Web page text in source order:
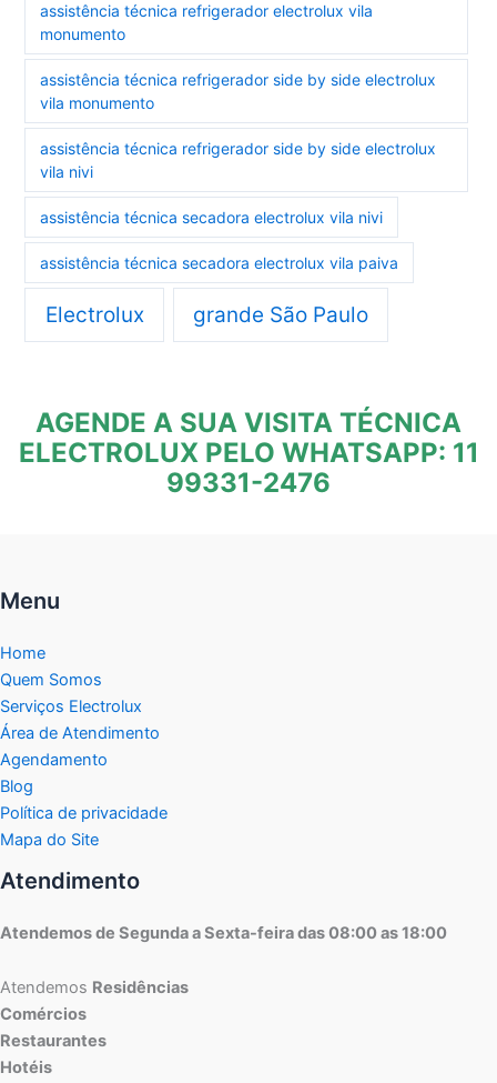
assistência técnica refrigerador electrolux vila
monumento
assistência técnica refrigerador side by side electrolux
vila monumento
assistência técnica refrigerador side by side electrolux
vila nivi
assistência técnica secadora electrolux vila nivi
assistência técnica secadora electrolux vila paiva
Electrolux grande São Paulo
AGENDE A SUA VISITA TÉCNICA
ELECTROLUX PELO WHATSAPP: 11
99331-2476
Menu
Home
Quem Somos
Serviços Electrolux
Área de Atendimento
Agendamento
Blog
Política de privacidade
Mapa do Site
Atendimento
Atendemos de Segunda a Sexta-feira das 08:00 as 18:00
Atendemos Residências
Comércios
Restaurantes
Hotéis